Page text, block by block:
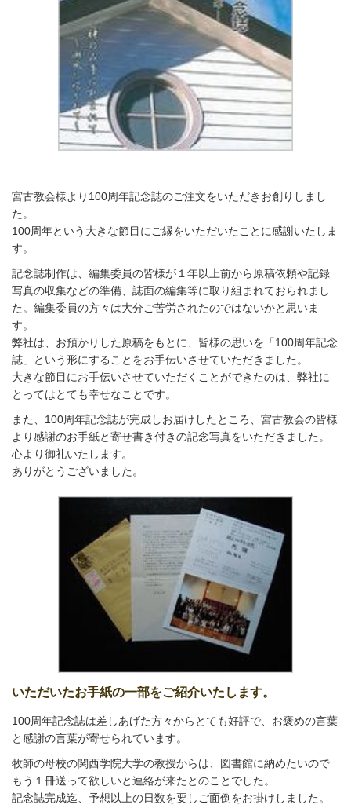
宮古教会様より100周年記念誌のご注文をいただきお創りしまし
た。
100周年という大きな節目にご縁をいただいたことに感謝いたしま
す。
記念誌制作は、編集委員の皆様が１年以上前から原稿依頼や記録
写真の収集などの準備、誌面の編集等に取り組まれておられまし
た。編集委員の方々は大分ご苦労されたのではないかと思いま
す。
弊社は、お預かりした原稿をもとに、皆様の思いを「100周年記念
誌」という形にすることをお手伝いさせていただきました。
大きな節目にお手伝いさせていただくことができたのは、弊社に
とってはとても幸せなことです。
また、100周年記念誌が完成しお届けしたところ、宮古教会の皆様
より感謝のお手紙と寄せ書き付きの記念写真をいただきました。
心より御礼いたします。
ありがとうございました。
いただいたお手紙の一部をご紹介いたします。
100周年記念誌は差しあげた方々からとても好評で、お褒めの言葉
と感謝の言葉が寄せられています。
牧師の母校の関西学院大学の教授からは、図書館に納めたいので
もう１冊送って欲しいと連絡が来たとのことでした。
記念誌完成迄、予想以上の日数を要しご面倒をお掛けしました。